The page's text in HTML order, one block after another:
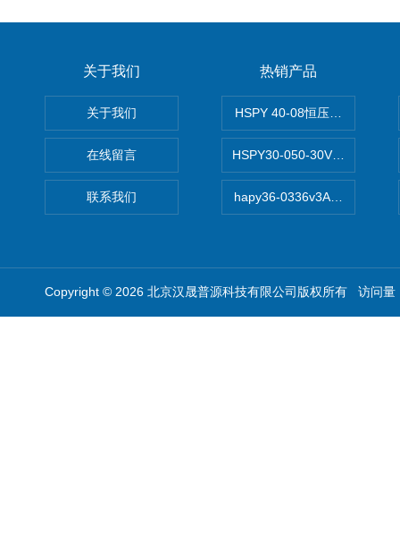
关于我们
关于我们
在线留言
联系我们
热销产品
HSPY 40-08恒压恒流恒功率
HSPY30-050-30V/-05A可调
hapy36-0336v3A高精度小型
Copyright © 2026 北京汉晟普源科技有限公司版权所有 访问量